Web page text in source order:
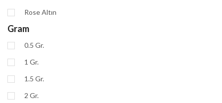
Rose Altın
Gram
0.5 Gr.
1 Gr.
1.5 Gr.
2 Gr.